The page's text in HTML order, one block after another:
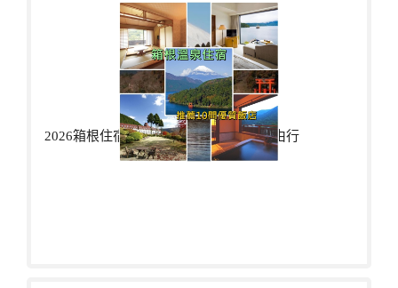
2026箱根住宿懶人包日本箱根是東京自由行